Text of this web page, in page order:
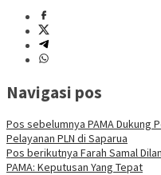
Navigasi pos
Pos sebelumnya PAMA Dukung
Pelayanan PLN di Saparua
Pos berikutnya Farah Samal
PAMA: Keputusan Yang Tepat